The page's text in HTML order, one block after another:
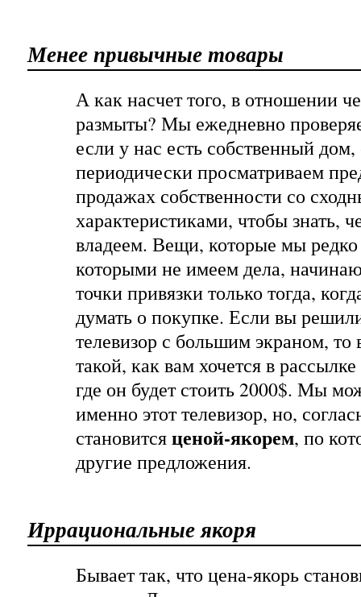
Менее привычные товары
А как насчет того, в отношении
размыты? Мы ежедневно
если у нас есть собственный
периодически просматриваем
продажах собственности со
характеристиками, чтобы знать,
владеем. Вещи, которые мы
которыми не имеем дела,
точки привязки только тогда,
думать о покупке. Если вы
телевизор с большим экраном,
такой, как вам хочется в
где он будет стоить 2000$. Мы
именно этот телевизор, но,
становитсяценой-якорем, по
другие предложения.
Иррациональные якоря
Бывает так, что цена-якорь